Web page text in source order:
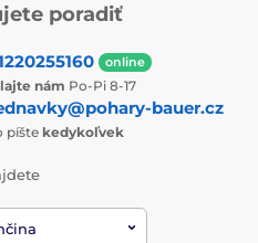
poradiť
online
nám Po-Pi 8-17
bauer.cz
píšte kedykoľvek